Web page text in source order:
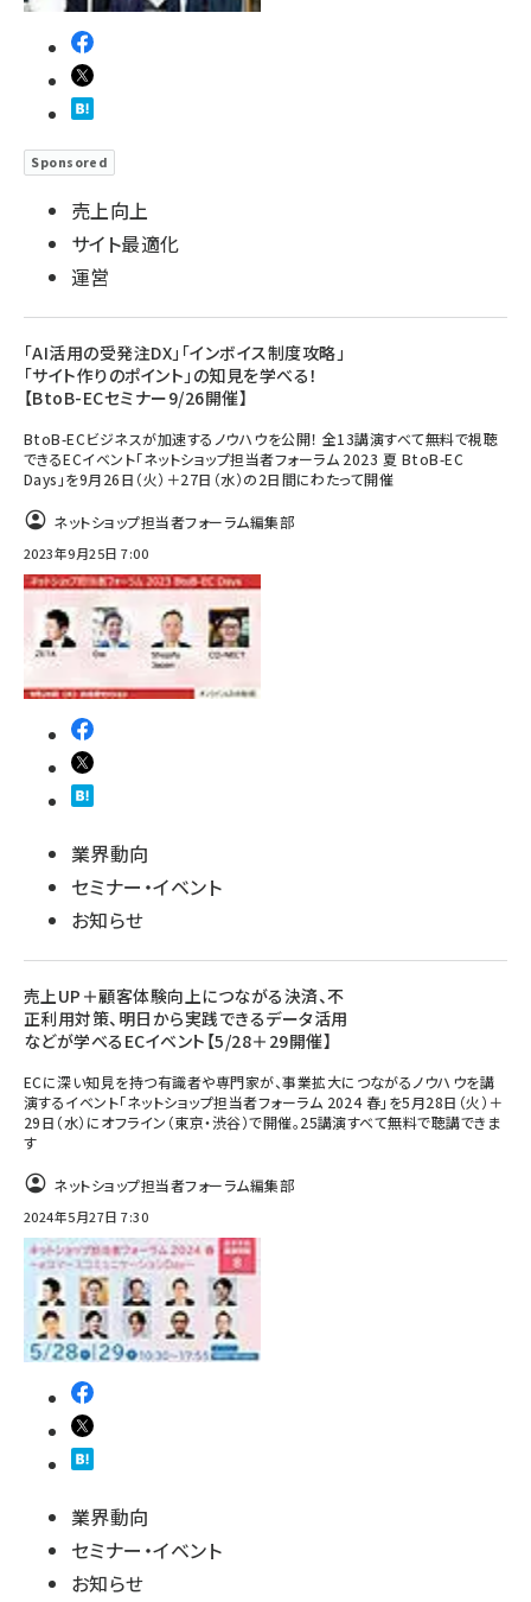
Sponsored
売上向上
サイト最適化
運営
「AI活用の受発注DX」「インボイス制度攻略」
「サイト作りのポイント」の知見を学べる！
【BtoB-ECセミナー9/26開催】
BtoB-ECビジネスが加速するノウハウを公開！ 全13講演すべて無料で視聴
できるECイベント「ネットショップ担当者フォーラム 2023 夏 BtoB-EC
Days」を9月26日（火）＋27日（水）の2日間にわたって開催
ネットショップ担当者フォーラム編集部
2023年9月25日 7:00
業界動向
セミナー・イベント
お知らせ
売上UP＋顧客体験向上につながる決済、不
正利用対策、明日から実践できるデータ活用
などが学べるECイベント【5/28＋29開催】
ECに深い知見を持つ有識者や専門家が、事業拡大につながるノウハウを講
演するイベント「ネットショップ担当者フォーラム 2024 春」を5月28日（火）＋
29日（水）にオフライン（東京・渋谷）で開催。25講演すべて無料で聴講できま
す
ネットショップ担当者フォーラム編集部
2024年5月27日 7:30
業界動向
セミナー・イベント
お知らせ